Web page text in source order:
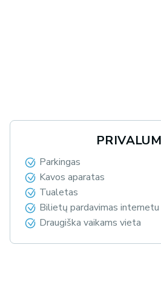
Parkingas
Kavos aparatas
Tualetas
Bilietų pardavimas internetu
Draugiška vaikams vieta